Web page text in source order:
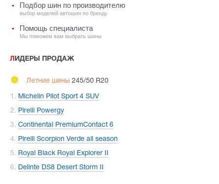
Подбор шин по производителю
выбор моделей автошин по бренду
Помощь специалиста
Мы поможем вам выбрать шины
ЛИДЕРЫ ПРОДАЖ
Летние шины 245/50 R20
Michelin Pilot Sport 4 SUV
Pirelli Powergy
Continental PremiumContact 6
Pirelli Scorpion Verde all season
Royal Black Royal Explorer II
Delinte DS8 Desert Storm II